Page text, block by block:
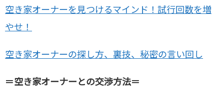
空き家オーナーを見つけるマインド！試行回数を増
やせ！
空き家オーナーの探し方、裏技、秘密の言い回し
＝空き家オーナーとの交渉方法＝